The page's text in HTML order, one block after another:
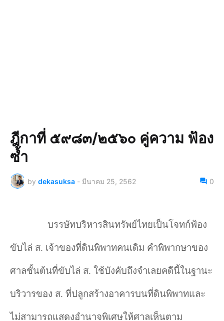
ฎีกาที่ ๕๙๘๓/๒๕๖๐ คู่ความ ฟ้อง
ซ้ำ
by dekasuksa - มีนาคม 25, 2562 0
บรรษัทบริหารสินทรัพย์ไทยเป็นโจทก์ฟ้อง
ขับไล่ ส. เจ้าของที่ดินพิพาทคนเดิม คำพิพากษาของ
ศาลชั้นต้นที่ขับไล่ ส. ใช้บังคับถึงจำเลยคดีนี้ในฐานะ
บริวารของ ส. ที่ปลูกสร้างอาคารบนที่ดินพิพาทและ
ไม่สามารถแสดงอำนาจพิเศษให้ศาลเห็นตาม